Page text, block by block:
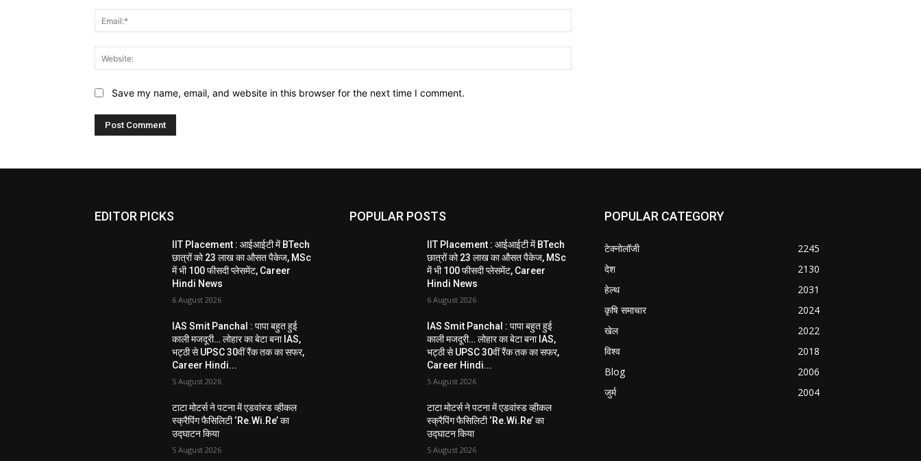
Save my name, email, and website in this browser for the next time I comment.
EDITOR PICKS
IIT Placement : आईआईटी में BTech
छात्रों को 23 लाख का औसत पैकेज, MSc
में भी 100 फीसदी प्लेसमेंट, Career
Hindi News
6 August 2026
IAS Smit Panchal : पापा बहुत हुई
काली मजदूरी… लोहार का बेटा बना IAS,
भट्ठी से UPSC 30वीं रैंक तक का सफर,
Career Hindi...
5 August 2026
टाटा मोटर्स ने पटना में एडवांस्ड व्हीकल
स्क्रैपिंग फैसिलिटी ‘Re.Wi.Re’ का
उद्घाटन किया
5 August 2026
POPULAR POSTS
IIT Placement : आईआईटी में BTech
छात्रों को 23 लाख का औसत पैकेज, MSc
में भी 100 फीसदी प्लेसमेंट, Career
Hindi News
6 August 2026
IAS Smit Panchal : पापा बहुत हुई
काली मजदूरी… लोहार का बेटा बना IAS,
भट्ठी से UPSC 30वीं रैंक तक का सफर,
Career Hindi...
5 August 2026
टाटा मोटर्स ने पटना में एडवांस्ड व्हीकल
स्क्रैपिंग फैसिलिटी ‘Re.Wi.Re’ का
उद्घाटन किया
5 August 2026
POPULAR CATEGORY
टेक्नोलॉजी
2245
देश
2130
हेल्थ
2031
कृषि समाचार
2024
खेल
2022
विश्व
2018
Blog
2006
जुर्म
2004